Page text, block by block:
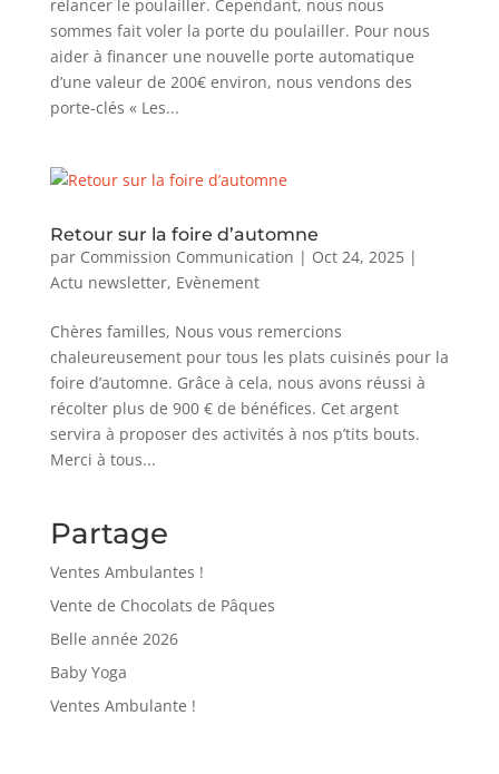
relancer le poulailler. Cependant, nous nous
sommes fait voler la porte du poulailler. Pour nous
aider à financer une nouvelle porte automatique
d’une valeur de 200€ environ, nous vendons des
porte-clés « Les...
Retour sur la foire d’automne
par Commission Communication | Oct 24, 2025|
Actu newsletter, Evènement
Chères familles, Nous vous remercions
chaleureusement pour tous les plats cuisinés pour la
foire d’automne. Grâce à cela, nous avons réussi à
récolter plus de 900 € de bénéfices. Cet argent
servira à proposer des activités à nos p’tits bouts.
Merci à tous...
Partage
Ventes Ambulantes !
Vente de Chocolats de Pâques
Belle année 2026
Baby Yoga
Ventes Ambulante !